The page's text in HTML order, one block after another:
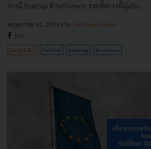
การมี Startup ด้าน Fintech รวมทั้งการที่ผู้เล่น...
พฤษภาคม 15, 2019 | By Techsauce Team
343
Tech & Biz FinTech banking Accenture